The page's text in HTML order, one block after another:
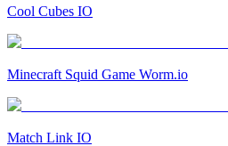
Cool Cubes IO
Minecraft Squid Game Worm.io
Match Link IO